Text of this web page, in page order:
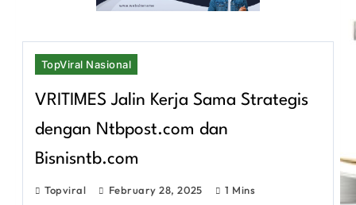
TopViral Nasional
VRITIMES Jalin Kerja Sama Strategis
dengan Ntbpost.com dan
Bisnisntb.com
Topviral February 28, 2025 1 Mins